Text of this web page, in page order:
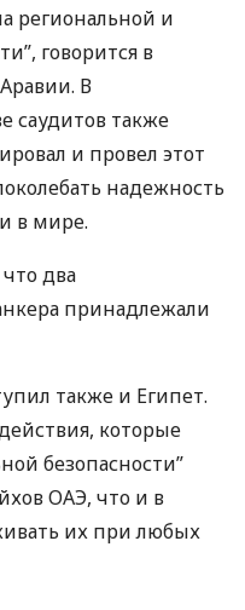
региональной и
говорится в
В
саудитов также
и провел этот
надежность
в мире.
два
принадлежали
также и Египет.
которые
безопасности”
ОАЭ, что и в
их при любых